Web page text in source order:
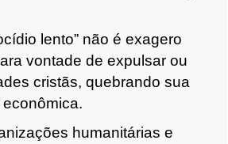
lento” não é exagero
vontade de expulsar ou
cristãs, quebrando sua
humanitárias e